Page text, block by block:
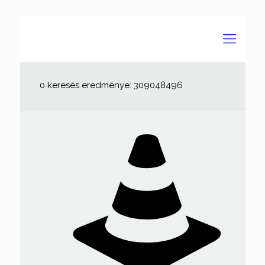
0 keresés eredménye: 309048496